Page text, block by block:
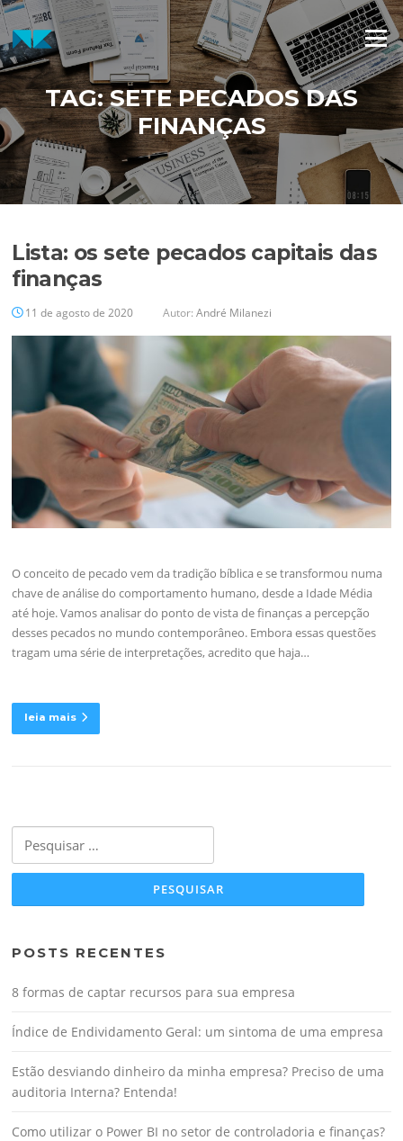
Pular
para
o
conteúdo
Menu
TAG:SETE PECADOS DAS
FINANÇAS
Lista: os sete pecados capitais das
finanças
11 de agosto de 2020 Autor:André Milanezi
O conceito de pecado vem da tradição bíblica e se transformou numa
chave de análise do comportamento humano, desde a Idade Média
até hoje. Vamos analisar do ponto de vista de finanças a percepção
desses pecados no mundo contemporâneo. Embora essas questões
tragam uma série de interpretações, acredito que haja…
leia mais
por:
POSTS RECENTES
8 formas de captar recursos para sua empresa
Índice de Endividamento Geral: um sintoma de uma empresa
Estão desviando dinheiro da minha empresa? Preciso de uma
auditoria Interna? Entenda!
Como utilizar o Power BI no setor de controladoria e finanças?